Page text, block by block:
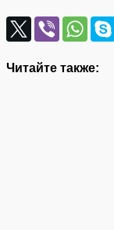
Читайте также: